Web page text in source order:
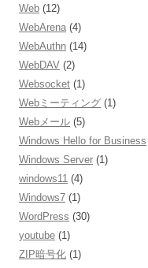
Web (12)
WebArena (4)
WebAuthn (14)
WebDAV (2)
Websocket (1)
Webミーティング (1)
Webメール (5)
Windows Hello for Business
Windows Server (1)
windows11 (4)
Windows7 (1)
WordPress (30)
youtube (1)
ZIP暗号化 (1)